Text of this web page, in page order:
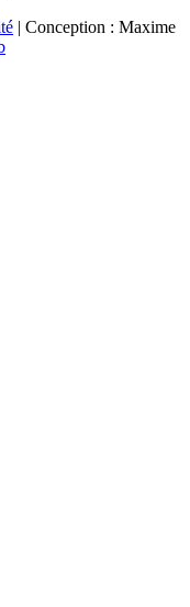
| Conception : Maxime